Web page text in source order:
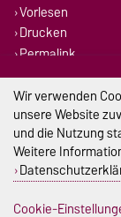
Vorlesen
Drucken
Permalink
Wir verwenden
unsere Website
und die Nutzung
Weitere
Cookie-